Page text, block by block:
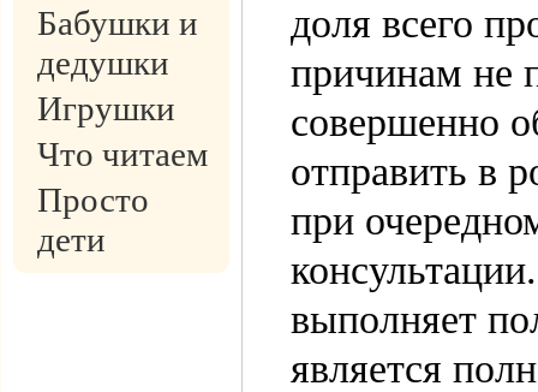
Бабушки и
дедушки
Игрушки
Что читаем
Просто
дети
доля всего
причинам не
совершенно
отправить в
при
выполняет
является